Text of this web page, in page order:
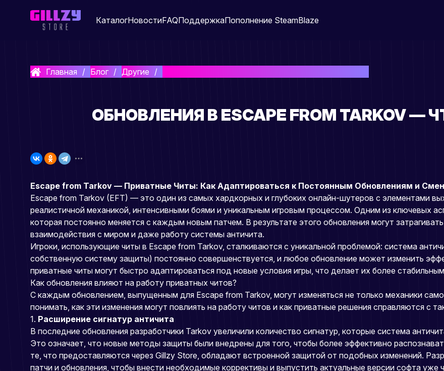
КаталогНовостиFAQПоддержкаПополнение SteamBlaze
Главная Блог Другие
ОБНОВЛЕНИЯ В ESCAPE FROM TARKOV
Escape from Tarkov — Приватные Читы: Как Адаптироваться к Постоянным Обновлениям и
Escape from Tarkov (EFT) — это один из самых хардкорных и глубоких онлайн-шутеров с элементами
реалистичной механикой, интенсивными боями и уникальным игровым процессом. Одним из ключевых
которая постоянно меняется с каждым новым патчем. В результате этого обновления могут
взаимодействия с миром и даже работу системы античита.
Игроки, использующие читы в Escape from Tarkov, сталкиваются с уникальной проблемой: система
собственную систему защиты) постоянно совершенствуется, и любое обновление может изменить
приватные читы могут быстро адаптироваться под новые условия игры, что делает их более
Как обновления влияют на работу приватных читов?
С каждым обновлением, выпущенным для Escape from Tarkov, могут изменяться не только механики
понимать, как эти изменения могут повлиять на работу читов и как приватные решения справляются с
1. Расширение сигнатур античита
В последние обновления разработчики Tarkov увеличили количество сигнатур, которые система
Это означает, что новые методы защиты были внедрены для того, чтобы более эффективно
те, что предоставляются через Gillzy Store, обладают встроенной защитой от подобных изменений.
патчи и обновления, чтобы внести необходимые коррективы и выпустить актуальные версии софта уже